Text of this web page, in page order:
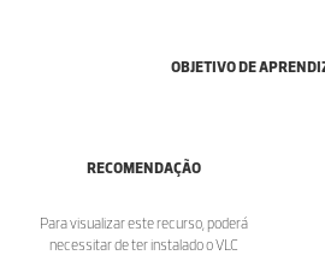
OBJETIVO DE
RECOMENDAÇÃO
Para visualizar este recurso, poderá
necessitar de ter instalado o VLC